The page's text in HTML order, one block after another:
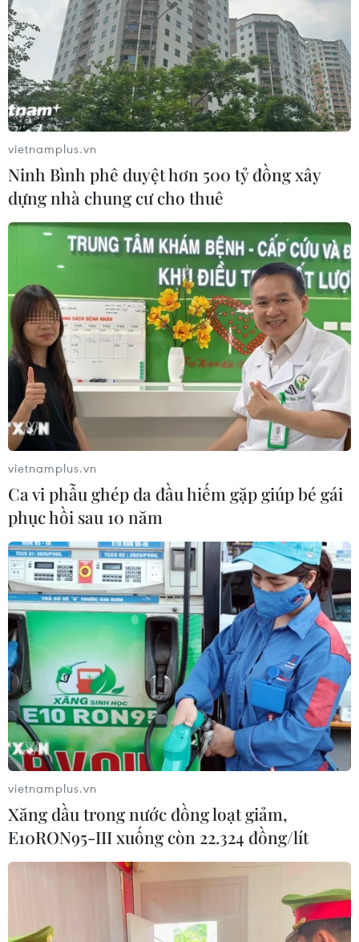
vietnamplus.vn
Ninh Bình phê duyệt hơn 500 tỷ đồng xây
dựng nhà chung cư cho thuê
vietnamplus.vn
Ca vi phẫu ghép da đầu hiếm gặp giúp bé gái
phục hồi sau 10 năm
vietnamplus.vn
Xăng dầu trong nước đồng loạt giảm,
E10RON95-III xuống còn 22.324 đồng/lít